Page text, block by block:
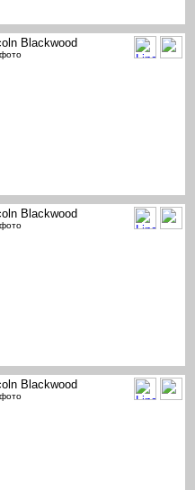
Blackwood
Blackwood
Blackwood